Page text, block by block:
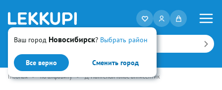
Ваш город Новосибирск? Выбрать район
Все верно Сменить город
Искать
Главная • по алфавиту • Д-Пантенол плюс антисептик